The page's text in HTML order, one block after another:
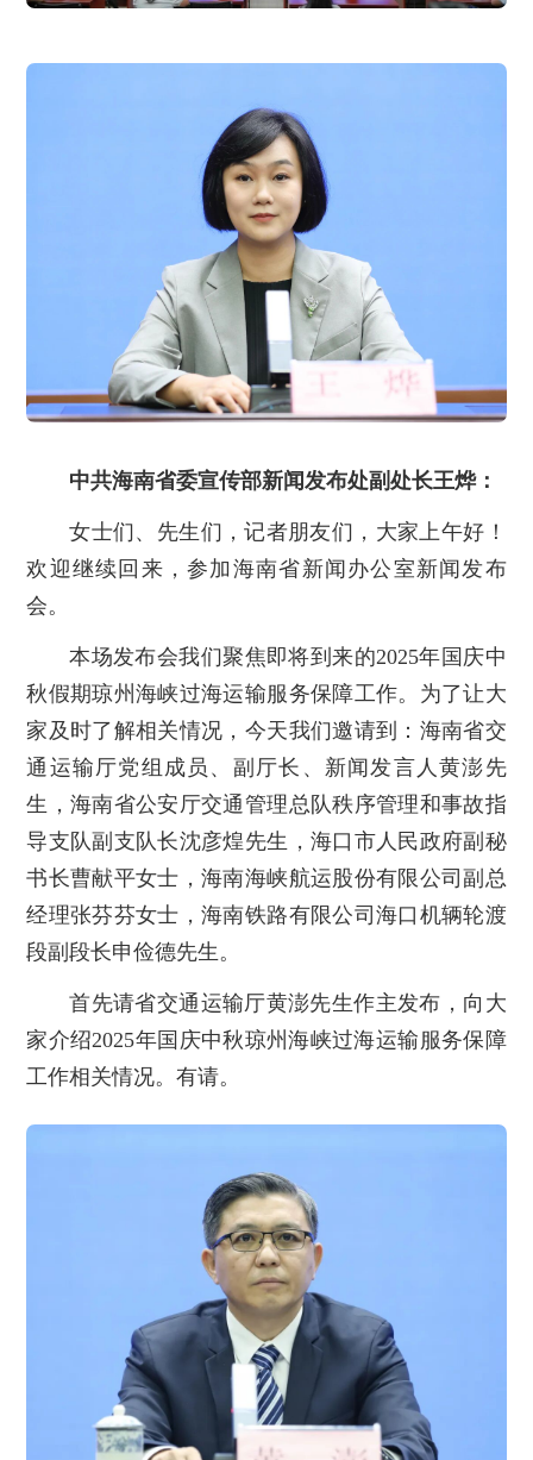
中共海南省委宣传部新闻发布处副处长王烨：
女士们、先生们，记者朋友们，大家上午好！
欢迎继续回来，参加海南省新闻办公室新闻发布
会。
本场发布会我们聚焦即将到来的2025年国庆中
秋假期琼州海峡过海运输服务保障工作。为了让大
家及时了解相关情况，今天我们邀请到：海南省交
通运输厅党组成员、副厅长、新闻发言人黄澎先
生，海南省公安厅交通管理总队秩序管理和事故指
导支队副支队长沈彦煌先生，海口市人民政府副秘
书长曹献平女士，海南海峡航运股份有限公司副总
经理张芬芬女士，海南铁路有限公司海口机辆轮渡
段副段长申俭德先生。
首先请省交通运输厅黄澎先生作主发布，向大
家介绍2025年国庆中秋琼州海峡过海运输服务保障
工作相关情况。有请。